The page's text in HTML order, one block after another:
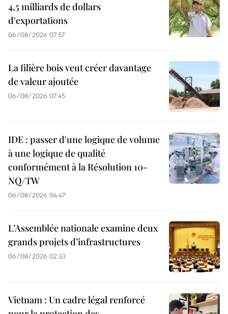
4,5 milliards de dollars
d'exportations
06/08/2026 07:57
La filière bois veut créer davantage
de valeur ajoutée
06/08/2026 07:45
IDE : passer d'une logique de volume
à une logique de qualité
conformément à la Résolution 10-
NQ/TW
06/08/2026 04:47
L’Assemblée nationale examine deux
grands projets d’infrastructures
06/08/2026 02:33
Vietnam : Un cadre légal renforcé